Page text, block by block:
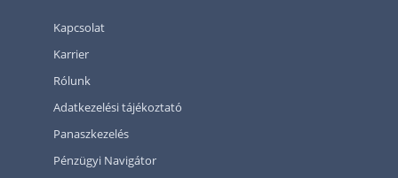
Kapcsolat
Karrier
Rólunk
Adatkezelési tájékoztató
Panaszkezelés
Pénzügyi Navigátor